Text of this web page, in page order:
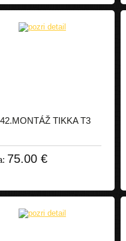
42.MONTÁŽ TIKKA T3
75.00 €